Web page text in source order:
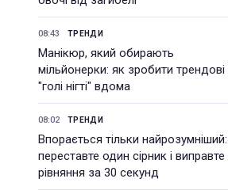
08:43 ТРЕНДИ
Манікюр, який обирають
мільйонерки: як зробити трендові
"голі нігті" вдома
08:02 ТРЕНДИ
Впорається тільки найрозумніший:
переставте один сірник і виправте
рівняння за 30 секунд